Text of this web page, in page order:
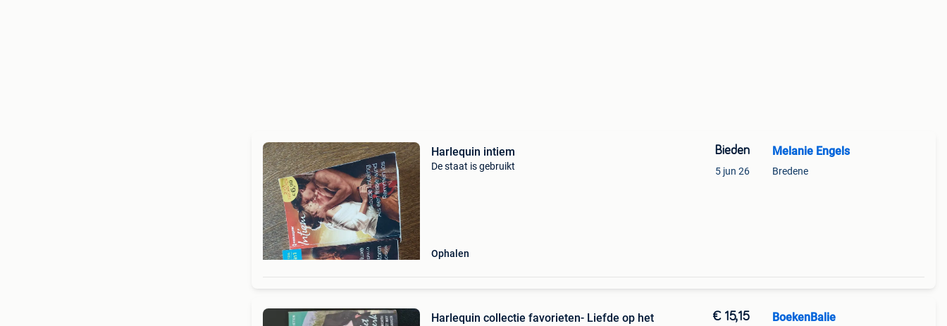
Harlequin intiem
De staat is gebruikt
Ophalen
Bieden
5 jun 26
Melanie Engels
Bredene
Harlequin collectie favorieten- Liefde op het
€ 15,15 BoekenBalie